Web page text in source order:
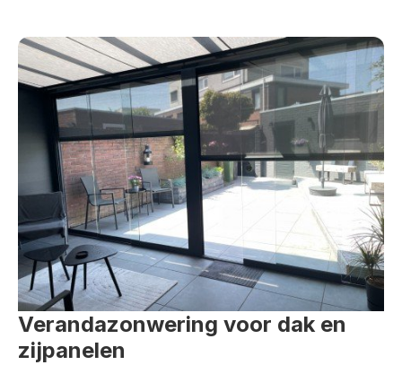
Verandazonwering voor dak en
zijpanelen